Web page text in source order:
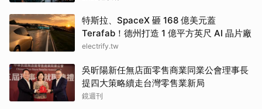
特斯拉、SpaceX 砸 168 億美元蓋
Terafab！德州打造 1 億平方英尺 AI 晶片廠
electrify.tw
吳昕陽新任無店面零售商業同業公會理事長
提四大策略續走台灣零售業新局
鏡週刊